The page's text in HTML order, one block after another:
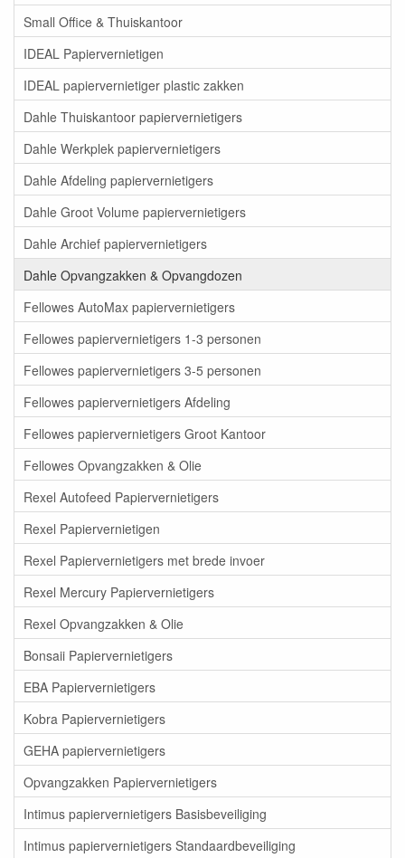
Small Office & Thuiskantoor
IDEAL Papiervernietigen
IDEAL papiervernietiger plastic zakken
Dahle Thuiskantoor papiervernietigers
Dahle Werkplek papiervernietigers
Dahle Afdeling papiervernietigers
Dahle Groot Volume papiervernietigers
Dahle Archief papiervernietigers
Dahle Opvangzakken & Opvangdozen
Fellowes AutoMax papiervernietigers
Fellowes papiervernietigers 1-3 personen
Fellowes papiervernietigers 3-5 personen
Fellowes papiervernietigers Afdeling
Fellowes papiervernietigers Groot Kantoor
Fellowes Opvangzakken & Olie
Rexel Autofeed Papiervernietigers
Rexel Papiervernietigen
Rexel Papiervernietigers met brede invoer
Rexel Mercury Papiervernietigers
Rexel Opvangzakken & Olie
Bonsaii Papiervernietigers
EBA Papiervernietigers
Kobra Papiervernietigers
GEHA papiervernietigers
Opvangzakken Papiervernietigers
Intimus papiervernietigers Basisbeveiliging
Intimus papiervernietigers Standaardbeveiliging